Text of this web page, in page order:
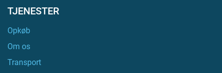
TJENESTER
Opkøb
Om os
Transport